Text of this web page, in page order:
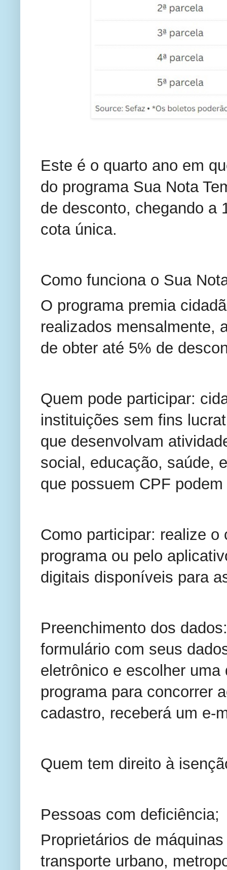
Este é o quarto ano em
do programa Sua Nota
de desconto, chegando a
cota única.
Como funciona o Sua
O programa premia
realizados mensalmente,
de obter até 5% de
Quem pode participar:
instituições sem fins
que desenvolvam
social, educação, saúde,
que possuem CPF
Como participar: realize
programa ou pelo
digitais disponíveis para
Preenchimento dos
formulário com seus
eletrônico e escolher
programa para concorrer
cadastro, receberá um e-
Quem tem direito à
Pessoas com deficiência;
Proprietários de
transporte urbano,